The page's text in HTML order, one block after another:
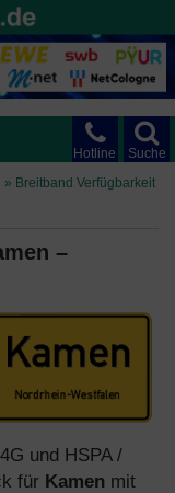
Suche
Hotline
» Breitband Verfügbarkeit
–
und HSPA /
für Kamen mit